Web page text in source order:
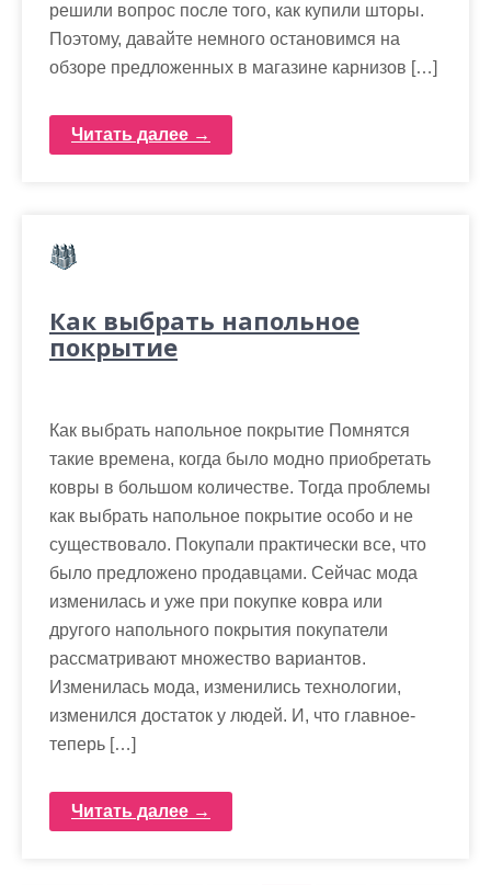
решили вопрос после того, как купили шторы.
Поэтому, давайте немного остановимся на
обзоре предложенных в магазине карнизов […]
Читать далее →
Как выбрать напольное
покрытие
Как выбрать напольное покрытие Помнятся
такие времена, когда было модно приобретать
ковры в большом количестве. Тогда проблемы
как выбрать напольное покрытие особо и не
существовало. Покупали практически все, что
было предложено продавцами. Сейчас мода
изменилась и уже при покупке ковра или
другого напольного покрытия покупатели
рассматривают множество вариантов.
Изменилась мода, изменились технологии,
изменился достаток у людей. И, что главное-
теперь […]
Читать далее →